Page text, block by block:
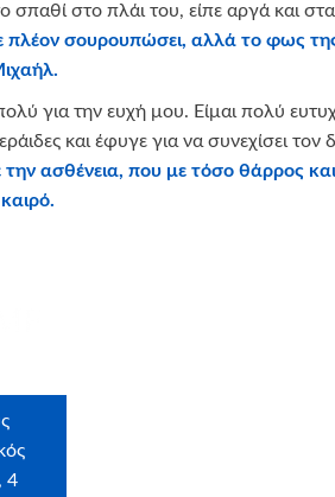
σπαθί στο πλάι του, είπε αργά και
πλέον σουρουπώσει, αλλά το φως
για την ευχή μου. Είμαι πολύ
και έφυγε για να συνεχίσει τον
ασθένεια, που με τόσο θάρρος
4